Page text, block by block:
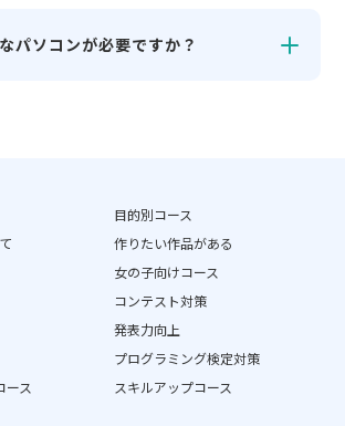
パソコンが必要ですか？
ース
目的別コース
作りたい作品がある
女の子向けコース
コンテスト対策
発表力向上
プログラミング検定対策
スキルアップコース